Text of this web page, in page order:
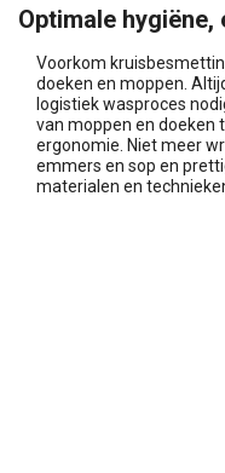
Optimale
Voorkom
doeken en moppen.
logistiek wasproces
van moppen en doeken
ergonomie. Niet meer
emmers en sop en
materialen en